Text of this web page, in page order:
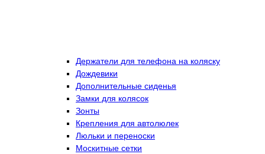
Держатели для телефона на коляску
Дождевики
Дополнительные сиденья
Замки для колясок
Зонты
Крепления для автолюлек
Люльки и переноски
Москитные сетки